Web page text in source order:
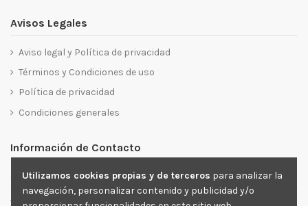
Avisos Legales
Aviso legal y Política de privacidad
Términos y Condiciones de uso
Política de privacidad
Condiciones generales
Información de Contacto
C/ Marqués de Monteagudo. 22, 3 aPlanta, 28028 Madrid.
+34 91 725 38 03
Utilizamos cookies propias y de terceros para analizar la
navegación, personalizar contenido y publicidad y/o